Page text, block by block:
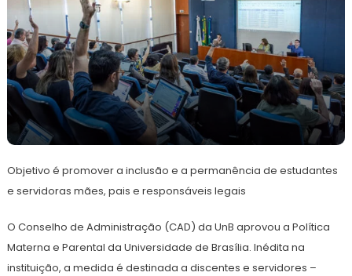
26
julho
de
Redação
Objetivo é promover a inclusão e a permanência de estudantes
e servidoras mães, pais e responsáveis legais
O Conselho de Administração (CAD) da UnB aprovou a Política
Materna e Parental da Universidade de Brasília. Inédita na
instituição, a medida é destinada a discentes e servidores –